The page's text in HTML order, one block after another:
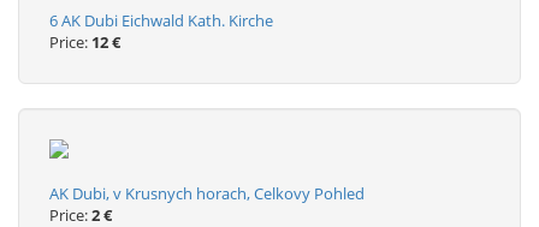
6 AK Dubi Eichwald Kath. Kirche
Price: 12 €
AK Dubi, v Krusnych horach, Celkovy Pohled
Price:2 €